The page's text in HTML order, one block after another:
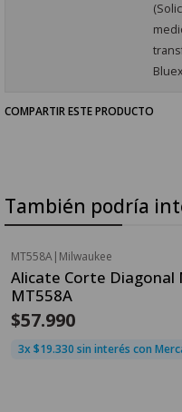
COMPARTIR ESTE PRODUCTO
También podría
Agotado
MT558A| Milwaukee
Alicate Corte Diagonal
MT558A
$57.990
3x $19.330 sin interés con